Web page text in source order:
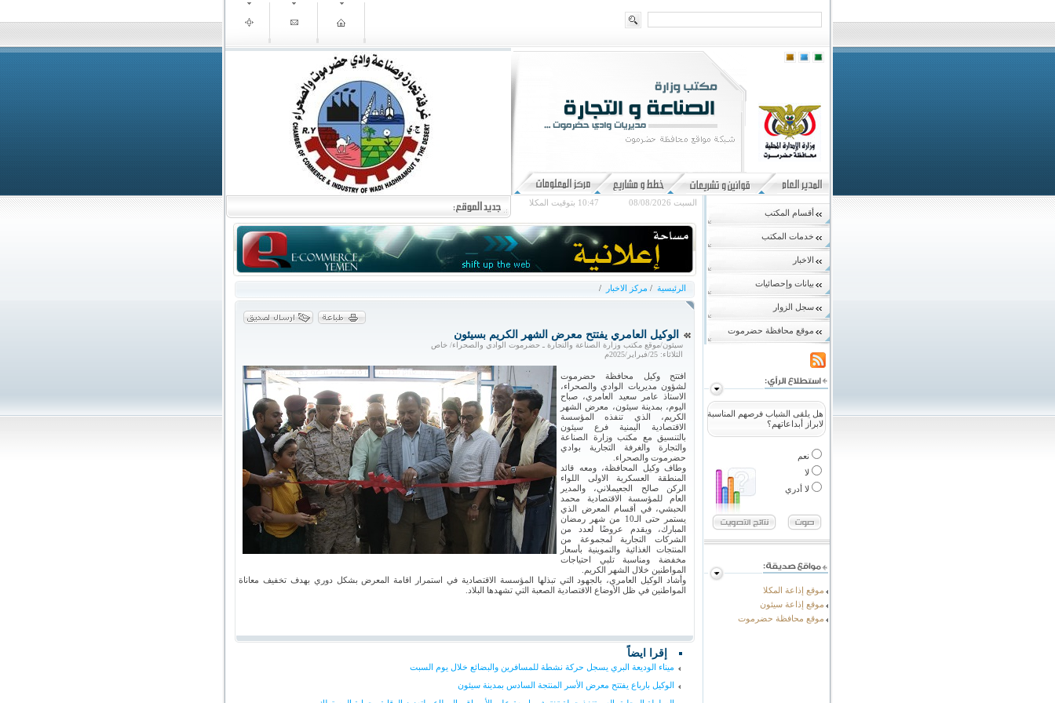
السبت 08/08/2026 10:47 بتوقيت المكلا
أقسام المكتب
خدمات المكتب
الاخبار
بيانات وإحصائيات
سجل الزوار
موقع محافظة حضرموت
هل يلقى الشباب فرصهم المناسبة
لابراز أبداعاتهم؟
نعم
لا
لا أدري
موقع إذاعة المكلا
موقع إذاعة سيئون
موقع محافظة حضرموت
الرئيسية / مركز الاخبار /
الوكيل العامري يفتتح معرض الشهر الكريم بسيئون
سيئون/موقع مكتب وزارة الصناعة والتجارة ـ حضرموت الوادي والصحراء/ خاص
الثلاثاء: 25/فبراير/2025م
افتتح وكيل محافظة حضرموت
لشؤون مديريات الوادي والصحراء،
الاستاذ عامر سعيد العامري، صباح
اليوم، بمدينة سيئون، معرض الشهر
الكريم، الذي تنفذه المؤسسة
الاقتصادية اليمنية فرع سيئون
بالتنسيق مع مكتب وزارة الصناعة
والتجارة والغرفة التجارية بوادي
حضرموت والصحراء.
وطاف وكيل المحافظة، ومعه قائد
المنطقة العسكرية الاولى اللواء
الركن صالح الجعيملاني، والمدير
العام للمؤسسة الاقتصادية محمد
الحبشي، في أقسام المعرض الذي
يستمر حتى الـ10 من شهر رمضان
المبارك، ويقدم عروضًا لعدد من
الشركات التجارية لمجموعة من
المنتجات الغذائية والتموينية بأسعار
مخفضة ومناسبة تلبي احتياجات
المواطنين خلال الشهر الكريم.
وأشاد الوكيل العامري، بالجهود التي تبذلها المؤسسة الاقتصادية في استمرار اقامة المعرض بشكل دوري بهدف تخفيف معاناة
المواطنين في ظل الأوضاع الاقتصادية الصعبة التي تشهدها البلاد.
إقرا ايضاً
ميناء الوديعة البري يسجل حركة نشطة للمسافرين والبضائع خلال يوم السبت
الوكيل بارباع يفتتح معرض الأسر المنتجة السادس بمدينة سيئون